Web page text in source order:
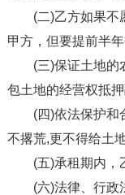
(二)乙方如果不
甲方，但要提前半年
(三)保证土地的
包土地的经营权抵押
(四)依法保护和
不撂荒,更不得给土
(五)承租期内，
(六)法律、行政